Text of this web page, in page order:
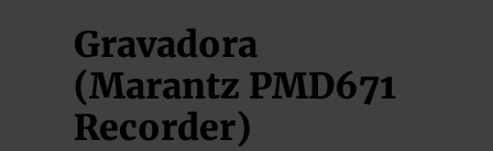
Gravadora
(Marantz PMD671
Recorder)